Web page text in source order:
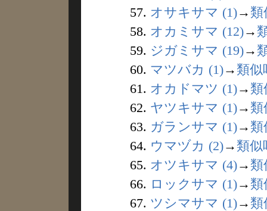
57. オサキサマ (1)→ 類
58. オカミサマ (12)→
59. ジガミサマ (19)→
60. マツバカ (1)→ 類似
61. オカドマツ (1)→ 類
62. ヤツキサマ (1)→ 類
63. ガランサマ (1)→ 類
64. ウマヅカ (2)→ 類似
65. オツキサマ (4)→ 類
66. ロックサマ (1)→ 類
67. ツシマサマ (1)→ 類